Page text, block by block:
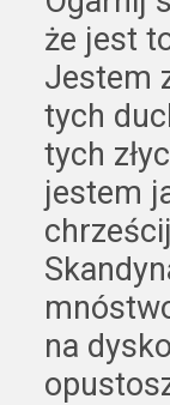
że jest
Jestem
tych
tych
jestem
na